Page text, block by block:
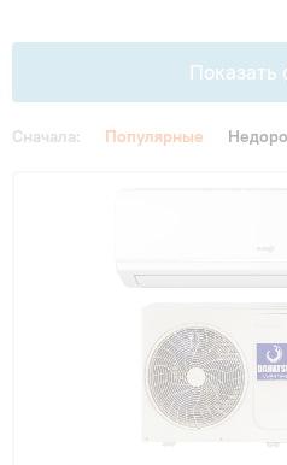
Контакты
Показать
Площадь, м2
Сначала: Популярные